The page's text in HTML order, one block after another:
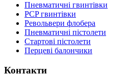
Пневматичні гвинтівки
PCP гвинтівки
Револьвери флобера
Пневматичні пістолети
Стартові пістолети
Перцеві балончики
Контакти